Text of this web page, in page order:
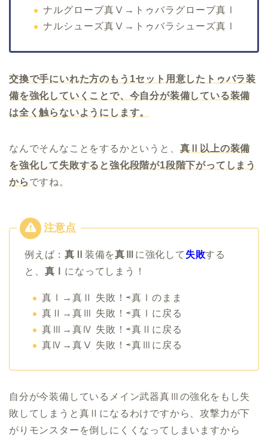
ナルグローブ真Ⅴ→トゥバラグローブ真Ⅰ
ナルシューズ真Ⅴ→トゥバラシューズ真Ⅰ
交換で手にいれた方のもう1セット用意したトゥバラ装
備を強化していくことで、今自分が装備している装備
は全く触らないようにします。
なんでそんなことをするかというと、 真Ⅱ以上の装備
を強化して失敗すると強化段階が1段階下がってしまう
から ですね。
例えば：真Ⅱ 装備を真Ⅲ に強化して 失敗する
と、 真Ⅰ になってしまう！
真Ⅰ→真Ⅱ 失敗！⇨真Ⅰのまま
真Ⅱ→真Ⅲ 失敗！⇨真Ⅰに戻る
真Ⅲ→真Ⅳ 失敗！⇨真Ⅱに戻る
真Ⅳ→真Ⅴ 失敗！⇨真Ⅲに戻る
自分が今装備しているメイン武器真Ⅲの強化をもし失
敗してしまうと真Ⅱになるわけですから、攻撃力が下
がりモンスターを倒しにくくなってしまいますから